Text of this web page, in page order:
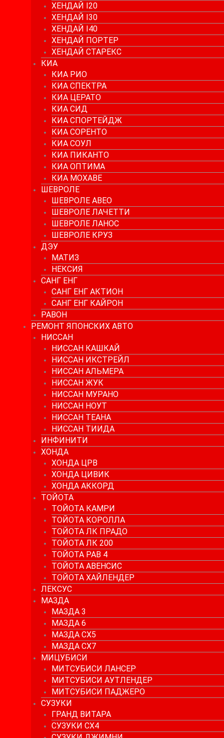
ХЕНДАЙ I20
ХЕНДАЙ I30
ХЕНДАЙ I40
ХЕНДАЙ ПОРТЕР
ХЕНДАЙ СТАРЕКС
КИА
КИА РИО
КИА СПЕКТРА
КИА ЦЕРАТО
КИА СИД
КИА СПОРТЕЙДЖ
КИА СОРЕНТО
КИА СОУЛ
КИА ПИКАНТО
КИА ОПТИМА
КИА МОХАВЕ
ШЕВРОЛЕ
ШЕВРОЛЕ АВЕО
ШЕВРОЛЕ ЛАЧЕТТИ
ШЕВРОЛЕ ЛАНОС
ШЕВРОЛЕ КРУЗ
ДЭУ
МАТИЗ
НЕКСИЯ
САНГ ЕНГ
САНГ ЕНГ АКТИОН
САНГ ЕНГ КАЙРОН
РАВОН
РЕМОНТ ЯПОНСКИХ АВТО
НИССАН
НИССАН КАШКАЙ
НИССАН ИКСТРЕЙЛ
НИССАН АЛЬМЕРА
НИССАН ЖУК
НИССАН МУРАНО
НИССАН НОУТ
НИССАН ТЕАНА
НИССАН ТИИДА
ИНФИНИТИ
ХОНДА
ХОНДА ЦРВ
ХОНДА ЦИВИК
ХОНДА АККОРД
ТОЙОТА
ТОЙОТА КАМРИ
ТОЙОТА КОРОЛЛА
ТОЙОТА ЛК ПРАДО
ТОЙОТА ЛК 200
ТОЙОТА РАВ 4
ТОЙОТА АВЕНСИС
ТОЙОТА ХАЙЛЕНДЕР
ЛЕКСУС
МАЗДА
МАЗДА 3
МАЗДА 6
МАЗДА СХ5
МАЗДА СХ7
МИЦУБИСИ
МИТСУБИСИ ЛАНСЕР
МИТСУБИСИ АУТЛЕНДЕР
МИТСУБИСИ ПАДЖЕРО
СУЗУКИ
ГРАНД ВИТАРА
СУЗУКИ СХ4